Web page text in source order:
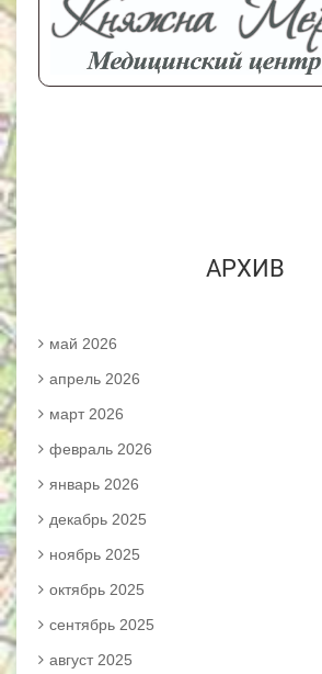
АРХИВ
май 2026
апрель 2026
март 2026
февраль 2026
январь 2026
декабрь 2025
ноябрь 2025
октябрь 2025
сентябрь 2025
август 2025